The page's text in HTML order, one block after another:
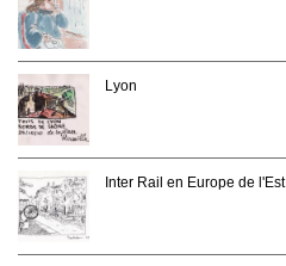
Lyon
Inter Rail en Europe de l'Est